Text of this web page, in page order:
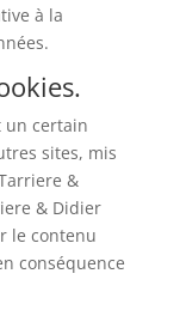
à la
un certain
sites, mis
&
& Didier
le contenu
conséquence